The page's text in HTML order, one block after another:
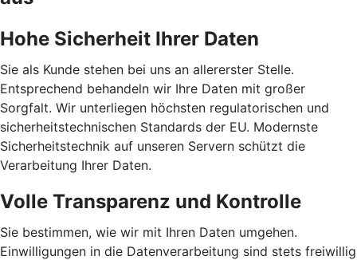
Hohe Sicherheit Ihrer Daten
Sie als Kunde stehen bei uns an allererster Stelle.
Entsprechend behandeln wir Ihre Daten mit großer
Sorgfalt. Wir unterliegen höchsten regulatorischen und
sicherheitstechnischen Standards der EU. Modernste
Sicherheitstechnik auf unseren Servern schützt die
Verarbeitung Ihrer Daten.
Volle Transparenz und Kontrolle
Sie bestimmen, wie wir mit Ihren Daten umgehen.
Einwilligungen in die Datenverarbeitung sind stets freiwillig